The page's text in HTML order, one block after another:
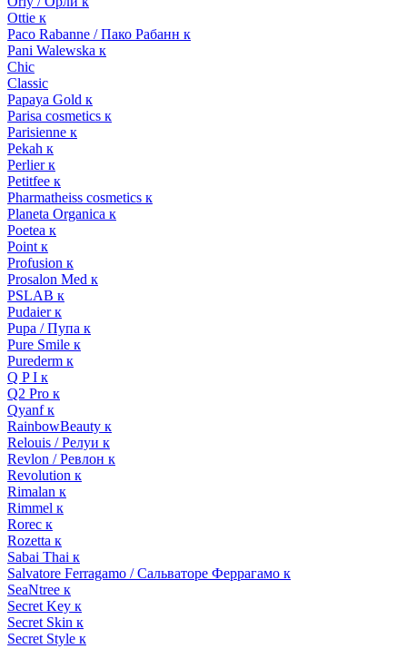
Ottie к
Paco Rabanne / Пако Рабанн к
Pani Walewska к
Chic
Classic
Papaya Gold к
Parisa cosmetics к
Parisienne к
Pekah к
Perlier к
Petitfee к
Pharmatheiss cosmetics к
Planeta Organica к
Poetea к
Point к
Profusion к
Prosalon Med к
PSLAB к
Pudaier к
Pupa / Пупа к
Pure Smile к
Purederm к
Q P I к
Q2 Pro к
Qyanf к
RainbowBeauty к
Relouis / Релуи к
Revlon / Ревлон к
Revolution к
Rimalan к
Rimmel к
Rorec к
Rozetta к
Sabai Thai к
Salvatore Ferragamo / Сальваторе Феррагамо к
SeaNtree к
Secret Key к
Secret Skin к
Secret Style к